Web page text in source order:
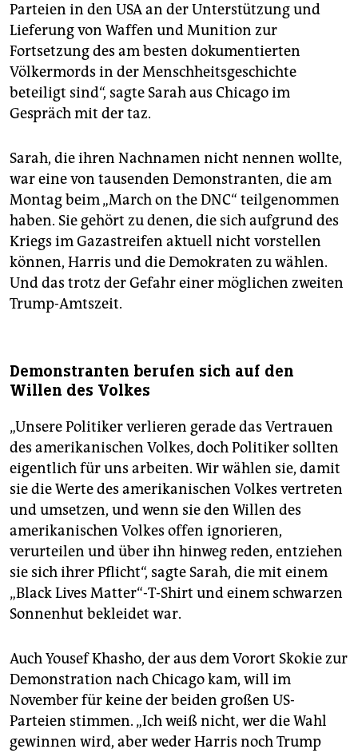
Parteien in den USA an der Unterstützung und
Lieferung von Waffen und Munition zur
Fortsetzung des am besten dokumentierten
Völkermords in der Menschheitsgeschichte
beteiligt sind“, sagte Sarah aus Chicago im
Gespräch mit der taz.
Sarah, die ihren Nachnamen nicht nennen wollte,
war eine von tausenden Demonstranten, die am
Montag beim „March on the DNC“ teilgenommen
haben. Sie gehört zu denen, die sich aufgrund des
Kriegs im Gazastreifen aktuell nicht vorstellen
können, Harris und die Demokraten zu wählen.
Und das trotz der Gefahr einer möglichen zweiten
Trump-Amtszeit.
Demonstranten berufen sich auf den
Willen des Volkes
„Unsere Politiker verlieren gerade das Vertrauen
des amerikanischen Volkes, doch Politiker sollten
eigentlich für uns arbeiten. Wir wählen sie, damit
sie die Werte des amerikanischen Volkes vertreten
und umsetzen, und wenn sie den Willen des
amerikanischen Volkes offen ignorieren,
verurteilen und über ihn hinweg reden, entziehen
sie sich ihrer Pflicht“, sagte Sarah, die mit einem
„Black Lives Matter“-T-Shirt und einem schwarzen
Sonnenhut bekleidet war.
Auch Yousef Khasho, der aus dem Vorort Skokie zur
Demonstration nach Chicago kam, will im
November für keine der beiden großen US-
Parteien stimmen. „Ich weiß nicht, wer die Wahl
gewinnen wird, aber weder Harris noch Trump